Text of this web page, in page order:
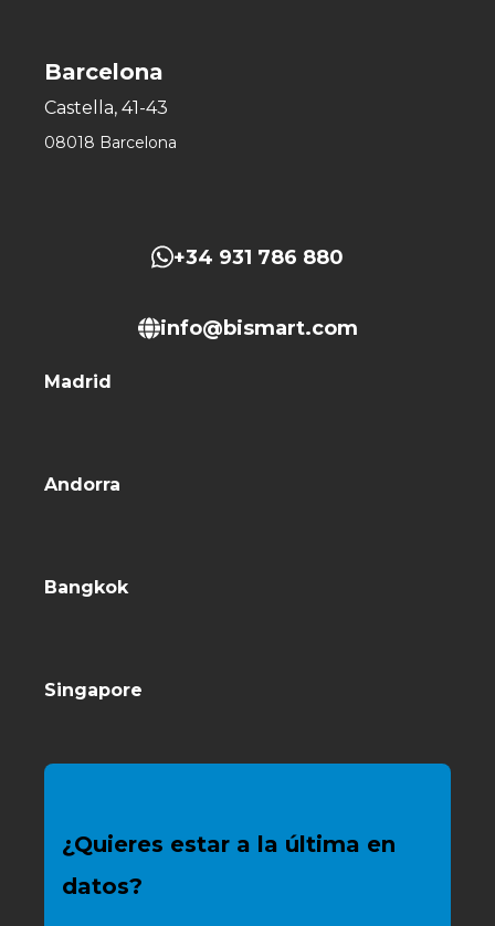
Barcelona
Castella, 41-43
08018 Barcelona
+34 931 786 880
info@bismart.com
Madrid
Andorra
Bangkok
Singapore
¿Quieres estar a la última en
datos?